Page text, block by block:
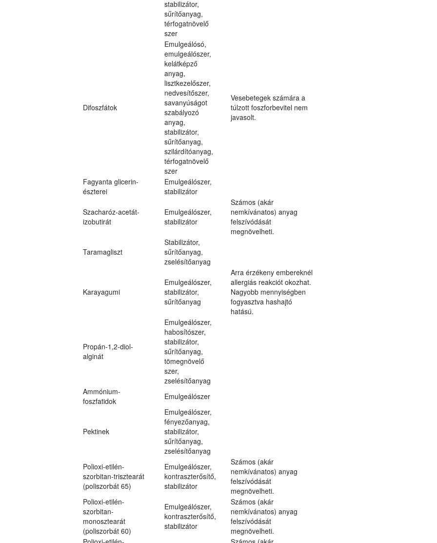
stabilizátor,
sűrítőanyag,
térfogatnövelő
szer
Difoszfátok
Emulgeálósó,
emulgeálószer,
kelátképző
anyag,
lisztkezelőszer,
nedvesítőszer,
savanyúságot
szabályozó
anyag,
stabilizátor,
sűrítőanyag,
szilárdítóanyag,
térfogatnövelő
szer
Vesebetegek számára a
túlzott foszforbevitel nem
javasolt.
Fagyanta glicerin-
észterei
Emulgeálószer,
stabilizátor
Szacharóz-acetát-
izobutirát
Emulgeálószer,
stabilizátor
Számos (akár
nemkívánatos) anyag
felszívódását
megnövelheti.
Taramagliszt
Stabilizátor,
sűrítőanyag,
zselésítőanyag
Karayagumi
Emulgeálószer,
stabilizátor,
sűrítőanyag
Arra érzékeny embereknél
allergiás reakciót okozhat.
Nagyobb mennyiségben
fogyasztva hashajtó
hatású.
Propán-1,2-diol-
alginát
Emulgeálószer,
habosítószer,
stabilizátor,
sűrítőanyag,
tömegnövelő
szer,
zselésítőanyag
Ammónium-
foszfatidok
Emulgeálószer
Pektinek
Emulgeálószer,
fényezőanyag,
stabilizátor,
sűrítőanyag,
zselésítőanyag
Polioxi-etilén-
szorbitan-trisztearát
(poliszorbát 65)
Emulgeálószer,
kontraszterősítő,
stabilizátor
Számos (akár
nemkívánatos) anyag
felszívódását
megnövelheti.
Polioxi-etilén-
szorbitan-
monosztearát
(poliszorbát 60)
Emulgeálószer,
kontraszterősítő,
stabilizátor
Számos (akár
nemkívánatos) anyag
felszívódását
megnövelheti.